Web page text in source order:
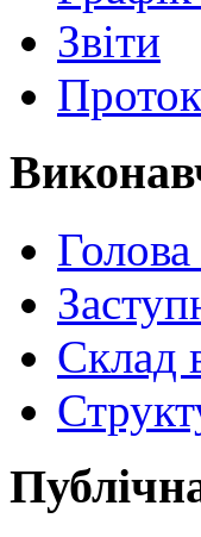
Звіти
Склад